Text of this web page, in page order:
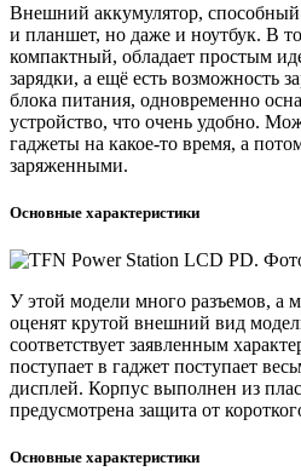
Внешний аккумулятор, способный
и планшет, но даже и ноутбук. В
компактный, обладает простым
зарядки, а ещё есть возможность
блока питания, одновременно
устройство, что очень удобно.
гаджеты на какое-то время, а
заряженными.
Основные характеристики
У этой модели много разъемов, а
оценят крутой внешний вид
соответствует заявленным
поступает в гаджет поступает
дисплей. Корпус выполнен из
предусмотрена защита от
Основные характеристики